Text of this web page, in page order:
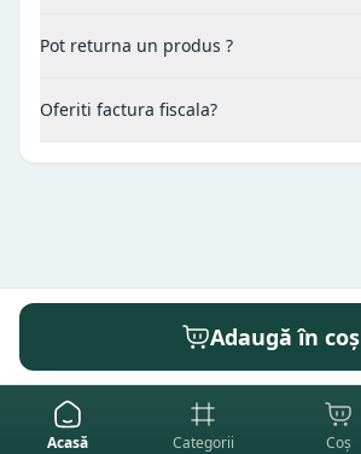
Pot returna un produs ?
Oferiti factura fiscala?
Adaugă în coș
Acasă Categorii Coș